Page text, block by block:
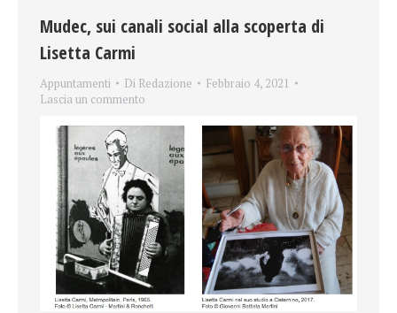
Mudec, sui canali social alla scoperta di
Lisetta Carmi
Appuntamenti Di Redazione
Febbraio 4, 2021
Lascia un commento